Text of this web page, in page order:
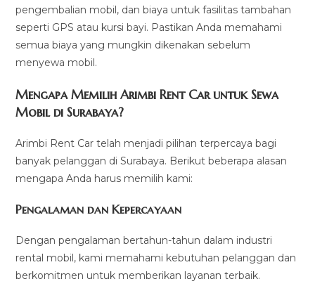
pengembalian mobil, dan biaya untuk fasilitas tambahan
seperti GPS atau kursi bayi. Pastikan Anda memahami
semua biaya yang mungkin dikenakan sebelum
menyewa mobil.
Mengapa Memilih Arimbi Rent Car untuk Sewa
Mobil di Surabaya?
Arimbi Rent Car telah menjadi pilihan terpercaya bagi
banyak pelanggan di Surabaya. Berikut beberapa alasan
mengapa Anda harus memilih kami:
Pengalaman dan Kepercayaan
Dengan pengalaman bertahun-tahun dalam industri
rental mobil, kami memahami kebutuhan pelanggan dan
berkomitmen untuk memberikan layanan terbaik.